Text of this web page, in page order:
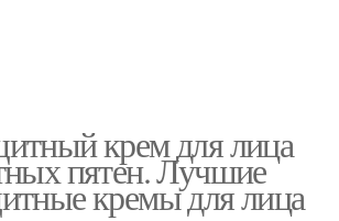
крем для лица
пятен. Лучшие
кремы для лица